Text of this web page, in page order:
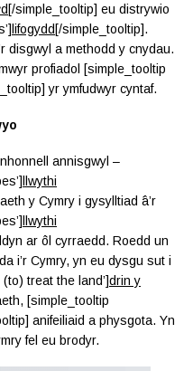
[/simple_tooltip] eu distrywio
lifogydd [/simple_tooltip].
disgwyl a methodd y cnydau.
profiadol [simple_tooltip
yr ymfudwyr cyntaf.
annisgwyl –
llwythi
y Cymry i gysylltiad â’r
llwythi
ar ôl cyrraedd. Roedd un
i’r Cymry, yn eu dysgu sut i
treat the land’]drin y
[simple_tooltip
anifeiliaid a physgota. Yn
fel eu brodyr.